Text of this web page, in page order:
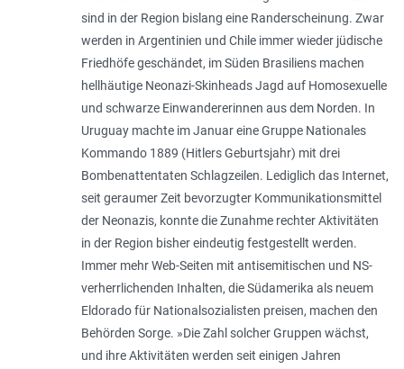
sind in der Region bislang eine Randerscheinung. Zwar
werden in Argentinien und Chile immer wieder jüdische
Friedhöfe geschändet, im Süden Brasiliens machen
hellhäutige Neonazi-Skinheads Jagd auf Homosexuelle
und schwarze Einwandererinnen aus dem Norden. In
Uruguay machte im Januar eine Gruppe Nationales
Kommando 1889 (Hitlers Geburtsjahr) mit drei
Bombenattentaten Schlagzeilen. Lediglich das Internet,
seit geraumer Zeit bevorzugter Kommunikationsmittel
der Neonazis, konnte die Zunahme rechter Aktivitäten
in der Region bisher eindeutig festgestellt werden.
Immer mehr Web-Seiten mit antisemitischen und NS-
verherrlichenden Inhalten, die Südamerika als neuem
Eldorado für Nationalsozialisten preisen, machen den
Behörden Sorge. »Die Zahl solcher Gruppen wächst,
und ihre Aktivitäten werden seit einigen Jahren